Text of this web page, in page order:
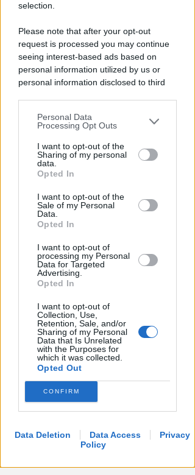
selection.
Please note that after your opt-out
request is processed you may continue
seeing interest-based ads based on
personal information utilized by us or
personal information disclosed to third
You may separately opt-out of the further
disclosure of your personal information
by third parties on the IAB’s list of
downstream participants.
by us to third parties on the IAB’s List of
Downstream Participants that may
further disclose it to other third parties.
Personal Data
Processing Opt Outs
I want to opt-out of the
Sharing of my personal
data.
Opted In
I want to opt-out of the
Sale of my Personal
Data.
Opted In
I want to opt-out of
processing my Personal
Data for Targeted
Advertising.
Opted In
I want to opt-out of
Collection, Use,
Retention, Sale, and/or
Sharing of my Personal
Data that Is Unrelated
with the Purposes for
which it was collected.
Opted Out
CONFIRM
Data Deletion Data Access
Privacy
Policy
GESTIONE DIRETTA DEL COMUNE
Riapre il parcheggio del Grand
Hotel di Riccione: 252 posti a
disposizione
Redazione
Addio a Francesco Guccini. Il
suo legame con Rimini tra
musica e libri
Redazione